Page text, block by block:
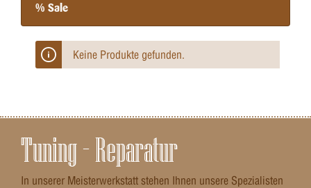
% Sale
Keine Produkte gefunden.
Tuning – Reparatur
In unserer Meisterwerkstatt stehen Ihnen unsere Spezialisten